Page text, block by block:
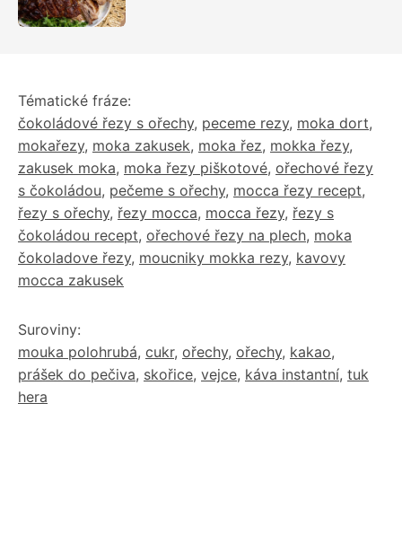
Tématické fráze:
čokoládové řezy s ořechy, peceme rezy, moka dort,
mokařezy, moka zakusek, moka řez, mokka řezy,
zakusek moka, moka řezy piškotové, ořechové řezy
s čokoládou, pečeme s ořechy, mocca řezy recept,
řezy s ořechy, řezy mocca, mocca řezy, řezy s
čokoládou recept, ořechové řezy na plech, moka
čokoladove řezy, moucniky mokka rezy, kavovy
mocca zakusek
Suroviny:
mouka polohrubá, cukr, ořechy, ořechy, kakao,
prášek do pečiva, skořice, vejce, káva instantní, tuk
hera